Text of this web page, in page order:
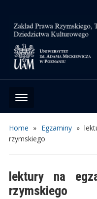
Home » Egzaminy»
rzymskiego
lektury na
rzymskiego